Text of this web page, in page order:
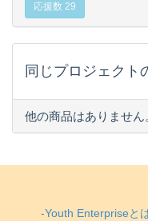
応援数 29
同じプロジェクト
他の商品はありません
-Youth Enterpriseと